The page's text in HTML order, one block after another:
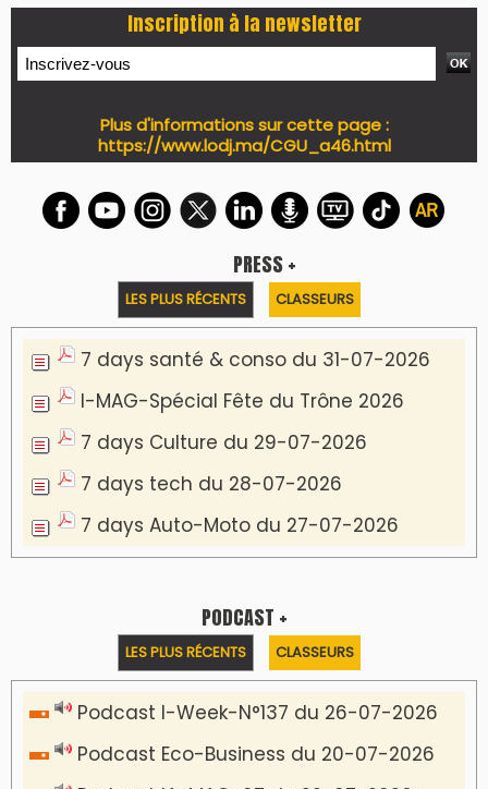
7 days Auto-Moto du 27-07-2026
PODCAST +
LES PLUS RÉCENTS CLASSEURS
Podcast I-Week-N°137 du 26-07-2026
Podcast Eco-Business du 20-07-2026
Podcast IA-MAG-07 du 22-07-2026
Podcast I-Week N°136-19-07-2026
Podcast I-débats N31 du 18-07-2026
Communiqué de presse
Lesieur Cristal célèbre 85 ans d'engagement
en devenant partenaire du Moussem Moulay
VIDÉOS & CLIP +